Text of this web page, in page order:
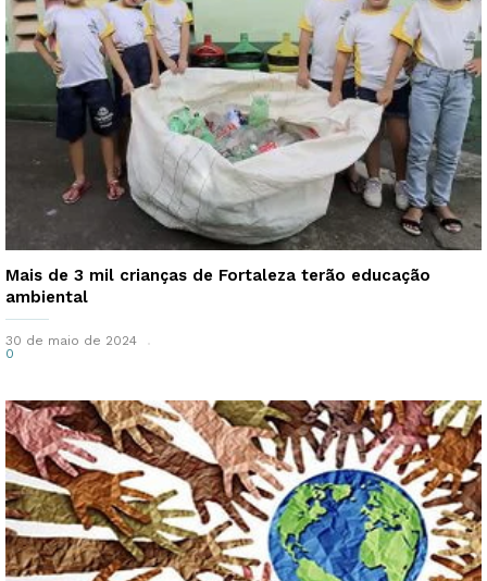
Mais de 3 mil crianças de Fortaleza terão educação
ambiental
30 de maio de 2024
0